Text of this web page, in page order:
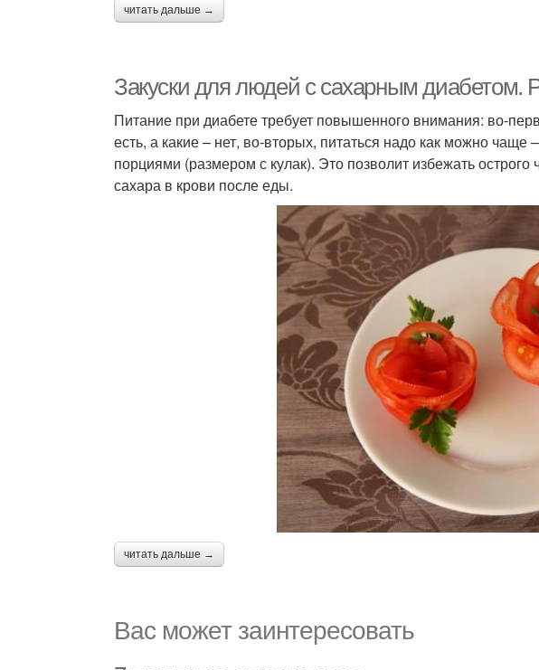
читать дальше →
Закуски для людей с сахарным диабетом.
Питание при диабете требует повышенного внимания: во-
есть, а какие – нет, во-вторых, питаться надо как можно
порциями (размером с кулак). Это позволит избежать
сахара в крови после еды.
читать дальше →
Вас может заинтересовать